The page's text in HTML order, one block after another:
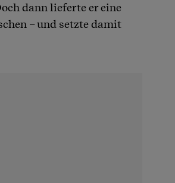
dann lieferte er eine
– und setzte damit